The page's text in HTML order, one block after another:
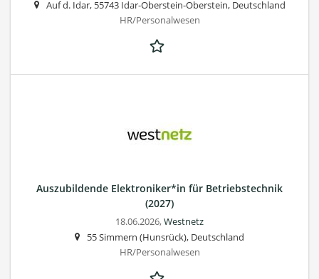
Auf d. Idar, 55743 Idar-Oberstein-Oberstein, Deutschland
HR/Personalwesen
Auszubildende Elektroniker*in für Betriebstechnik
(2027)
18.06.2026,Westnetz
55 Simmern (Hunsrück), Deutschland
HR/Personalwesen